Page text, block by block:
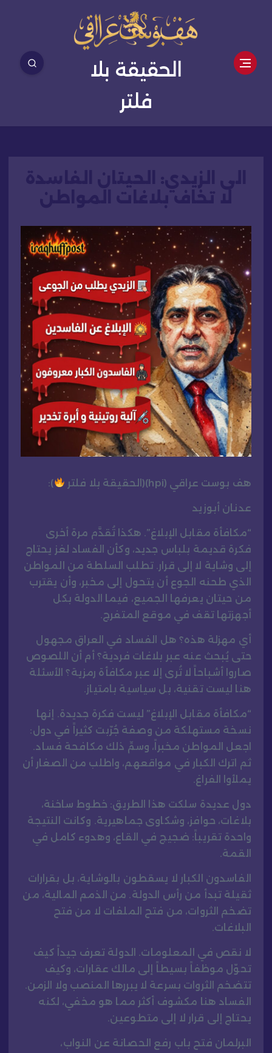
الحقيقة بلا
فلتر
هف بوست عراقي (hpi)(الحقيقة بلا فلتر ):
عدنان أبوزيد
“مكافأة مقابل الإبلاغ”. هكذا تُقدَّم مرة أخرى
فكرة قديمة بلباس جديد، وكأن الفساد لغز يحتاج
إلى وشاية لا إلى قرار. تطلب السلطة من المواطن
الذي طحنه الجوع أن يتحول إلى مخبر، وأن يقترب
من حيتان يعرفها الجميع، فيما الدولة بكل
أجهزتها تقف في موقع المتفرج.
أي مهزلة هذه؟ هل الفساد في العراق مجهول
حتى يُبحث عنه عبر بلاغات فردية؟ أم أن اللصوص
صاروا أشباحاً لا تُرى إلا عبر مكافأة رمزية؟ الأسئلة
هنا ليست تقنية، بل سياسية بامتياز.
“مكافأة مقابل الإبلاغ” ليست فكرة جديدة. إنها
نسخة مستهلكة من وصفة جُرّبت كثيراً في دول:
اجعل المواطن مخبراً، وسمِّ ذلك مكافحة فساد.
ثم اترك الكبار في مواقعهم، واطلب من الصغار أن
يملأوا الفراغ.
دول عديدة سلكت هذا الطريق: خطوط ساخنة،
بلاغات، حوافز، وشكاوى جماهيرية. وكانت النتيجة
واحدة تقريباً: ضجيج في القاع، وهدوء كامل في
القمة.
الفاسدون الكبار لا يسقطون بالوشاية، بل بقرارات
ثقيلة تبدأ من رأس الدولة. من الذمم المالية، من
تضخم الثروات، من فتح الملفات لا من فتح
البلاغات.
لا نقص في المعلومات. الدولة تعرف جيداً كيف
تحوّل موظفاً بسيطاً إلى مالك عقارات، وكيف
تتضخم الثروات بسرعة لا يبررها المنصب ولا الزمن.
الفساد هنا مكشوف أكثر مما هو مخفي، لكنه
يحتاج إلى قرار لا إلى متطوعين.
البرلمان فتح باب رفع الحصانة عن النواب،